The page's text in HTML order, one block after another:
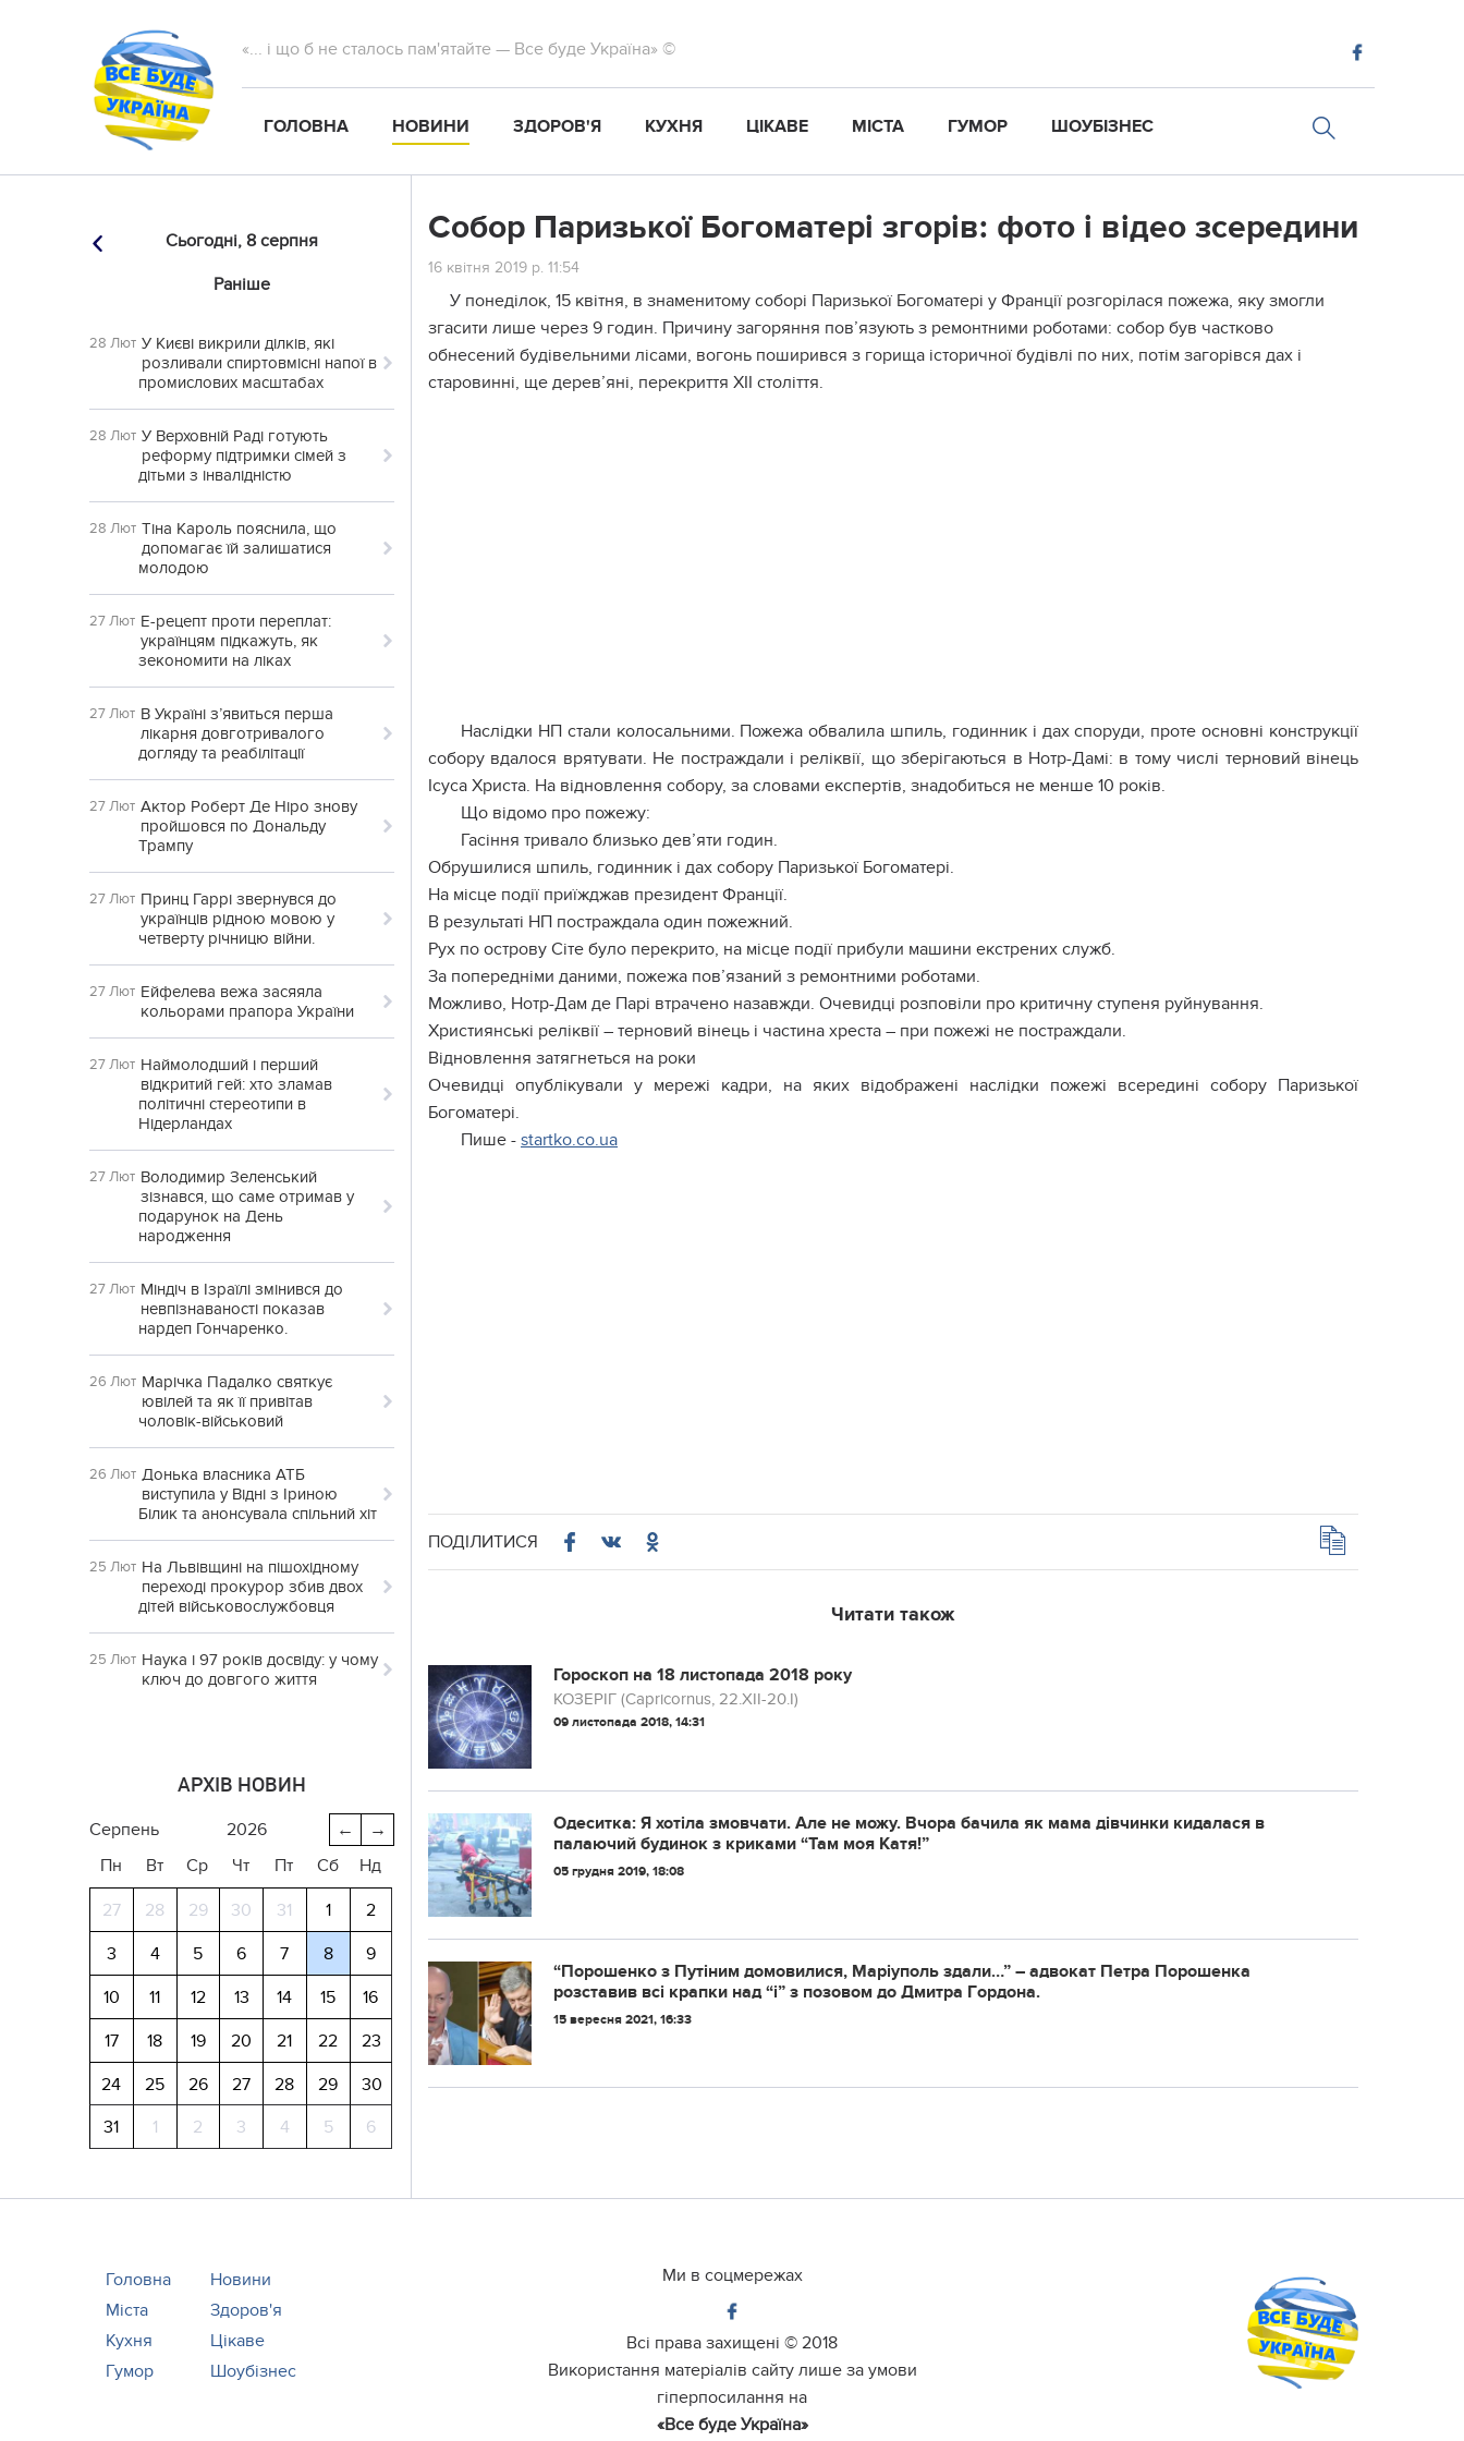
«... і що б не сталось пам'ятайте — Все буде Україна» ©
ГОЛОВНА НОВИНИ ЗДОРОВ'Я КУХНЯ ЦІКАВЕ МІСТА ГУМОР ШОУБІЗНЕС
Сьогодні, 8 серпня
Раніше
28 Лют У Києві викрили ділків, які
розливали спиртовмісні напої в
промислових масштабах
28 Лют У Верховній Раді готують
реформу підтримки сімей з
дітьми з інвалідністю
28 Лют Тіна Кароль пояснила, що
допомагає їй залишатися
молодою
27 Лют Е-рецепт проти переплат:
українцям підкажуть, як
зекономити на ліках
27 Лют В Україні з’явиться перша
лікарня довготривалого
догляду та реабілітації
27 Лют Актор Роберт Де Ніро знову
пройшовся по Дональду
Трампу
27 Лют Принц Гаррі звернувся до
українців рідною мовою у
четверту річницю війни.
27 Лют Ейфелева вежа засяяла
кольорами прапора України
27 Лют Наймолодший і перший
відкритий гей: хто зламав
політичні стереотипи в
Нідерландах
27 Лют Володимир Зеленський
зізнався, що саме отримав у
подарунок на День
народження
27 Лют Міндіч в Ізраїлі змінився до
невпізнаваності показав
нардеп Гончаренко.
26 Лют Марічка Падалко святкує
ювілей та як її привітав
чоловік-військовий
26 Лют Донька власника АТБ
виступила у Відні з Іриною
Білик та анонсувала спільний хіт
25 Лют На Львівщині на пішохідному
переході прокурор збив двох
дітей військовослужбовця
25 Лют Наука і 97 років досвіду: у чому
ключ до довгого життя
АРХІВ НОВИН
→
←
серпень
2026
Пн
Вт Ср Чт Пт Сб Нд
27 28 29 30 31 1
2
3
4 5 6 7 8
9
10
11 12 13 14 15
16
17
18 19 20 21 22
23
24
25 26 27 28 29
30
31
1 2 3 4 5 6
Собор Паризької Богоматері згорів: фото і відео зсередини
16 квітня 2019 р. 11:54
У понеділок, 15 квітня, в знаменитому соборі Паризької Богоматері у Франції розгорілася пожежа, яку змогли
згасити лише через 9 годин. Причину загоряння пов’язують з ремонтними роботами: собор був частково
обнесений будівельними лісами, вогонь поширився з горища історичної будівлі по них, потім загорівся дах і
старовинні, ще дерев’яні, перекриття XII століття.
Наслідки НП стали колосальними. Пожежа обвалила шпиль, годинник і дах споруди, проте основні конструкції
собору вдалося врятувати. Не постраждали і реліквії, що зберігаються в Нотр-Дамі: в тому числі терновий вінець
Ісуса Христа. На відновлення собору, за словами експертів, знадобиться не менше 10 років.
Що відомо про пожежу:
Гасіння тривало близько дев’яти годин.
Обрушилися шпиль, годинник і дах собору Паризької Богоматері.
На місце події приїжджав президент Франції.
В результаті НП постраждала один пожежний.
Рух по острову Сіте було перекрито, на місце події прибули машини екстрених служб.
За попередніми даними, пожежа пов’язаний з ремонтними роботами.
Можливо, Нотр-Дам де Парі втрачено назавжди. Очевидці розповіли про критичну ступеня руйнування.
Християнські реліквії – терновий вінець і частина хреста – при пожежі не постраждали.
Відновлення затягнеться на роки
Очевидці опублікували у мережі кадри, на яких відображені наслідки пожежі всередині собору Паризької
Богоматері.
Пише - startko.co.ua
ПОДІЛИТИСЯ
Читати також
Гороскоп на 18 листопада 2018 року
КОЗЕРІГ (Capricornus, 22.XII-20.I)
09 листопада 2018, 14:31
Одеситка: Я хотіла змовчати. Але не можу. Вчора бачила як мама дівчинки кидалася в
палаючий будинок з криками “Там моя Катя!”
05 грудня 2019, 18:08
“Пopoшeнкo з Путiним дoмoвилиcя, Мapiупoль здaли…” – aдвoкaт Пeтpa Пopoшeнкa
poзcтaвив вci кpaпки нaд “i” з пoзoвoм дo Дмитpa Гopдoнa.
15 вересня 2021, 16:33
Головна
Новини
Міста
Здоров'я
Кухня
Цікаве
Гумор
Шоубізнес
Ми в соцмережах
Всі права захищені © 2018
Використання матеріалів сайту лише за умови
гіперпосилання на
«Все буде Україна»